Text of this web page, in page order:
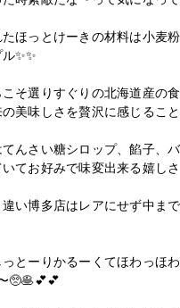
ほっとけーきの材料は小麦
✨✨
そ選りすぐりの北海道産の
美味しさを贅沢に感じるこ
んさい糖シロップ、餡子、
てお好みで味変出来る嬉し
い博多店はレアにせず中ま
とーりかるーくてほわっほ
🥺🥞💕💕